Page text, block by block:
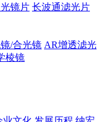
镜片 长波通滤光片
/合光镜 AR增透滤光
棱镜